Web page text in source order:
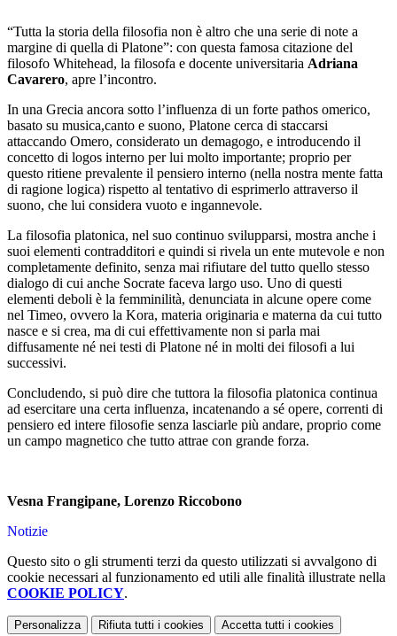
“Tutta la storia della filosofia non è altro che una serie di note a
margine di quella di Platone”: con questa famosa citazione del
filosofo Whitehead, la filosofa e docente universitaria Adriana
Cavarero, apre l’incontro.
In una Grecia ancora sotto l’influenza di un forte pathos omerico,
basato su musica,canto e suono, Platone cerca di staccarsi
attaccando Omero, considerato un demagogo, e introducendo il
concetto di logos interno per lui molto importante; proprio per
questo ritiene prevalente il pensiero interno (nella nostra mente fatta
di ragione logica) rispetto al tentativo di esprimerlo attraverso il
suono, che lui considera vuoto e ingannevole.
La filosofia platonica, nel suo continuo svilupparsi, mostra anche i
suoi elementi contradditori e quindi si rivela un ente mutevole e non
completamente definito, senza mai rifiutare del tutto quello stesso
dialogo di cui anche Socrate faceva largo uso. Uno di questi
elementi deboli è la femminilità, denunciata in alcune opere come
nel Timeo, ovvero la Kora, materia originaria e materna da cui tutto
nasce e si crea, ma di cui effettivamente non si parla mai
diffusamente né nei testi di Platone né in molti dei filosofi a lui
successivi.
Concludendo, si può dire che tuttora la filosofia platonica continua
ad esercitare una certa influenza, incatenando a sé opere, correnti di
pensiero ed intere filosofie senza lasciarle più andare, proprio come
un campo magnetico che tutto attrae con grande forza.
Vesna Frangipane, Lorenzo Riccobono
Notizie
Questo sito o gli strumenti terzi da questo utilizzati si avvalgono di
cookie necessari al funzionamento ed utili alle finalità illustrate nella
COOKIE POLICY.
Personalizza Rifiuta tutti i cookies Accetta tutti i cookies